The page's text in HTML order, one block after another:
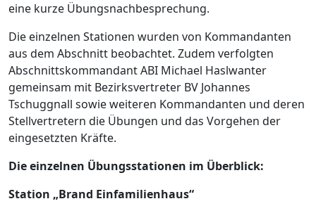
eine kurze Übungsnachbesprechung.
Die einzelnen Stationen wurden von Kommandanten
aus dem Abschnitt beobachtet. Zudem verfolgten
Abschnittskommandant ABI Michael Haslwanter
gemeinsam mit Bezirksvertreter BV Johannes
Tschuggnall sowie weiteren Kommandanten und deren
Stellvertretern die Übungen und das Vorgehen der
eingesetzten Kräfte.
Die einzelnen Übungsstationen im Überblick:
Station „Brand Einfamilienhaus“